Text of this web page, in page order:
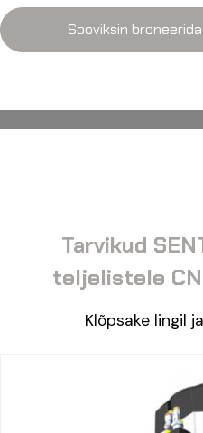
Sooviksin
Tarvikud
teljelistele
Klõpsake lingil